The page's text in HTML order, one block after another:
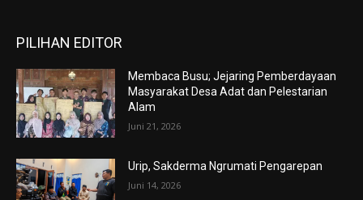
PILIHAN EDITOR
Membaca Busu; Jejaring Pemberdayaan
Masyarakat Desa Adat dan Pelestarian
Alam
Juni 21, 2026
Urip, Sakderma Ngrumati Pengarepan
Juni 14, 2026